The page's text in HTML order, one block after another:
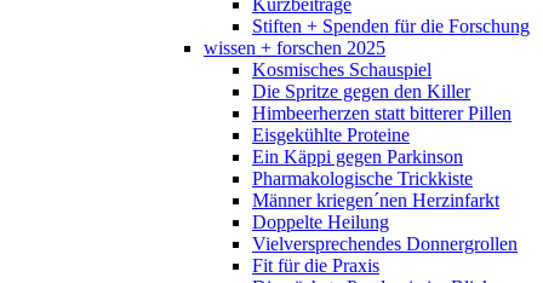
Kurzbeiträge
Stiften + Spenden für die Forschung
wissen + forschen 2025
Kosmisches Schauspiel
Die Spritze gegen den Killer
Himbeerherzen statt bitterer Pillen
Eisgekühlte Proteine
Ein Käppi gegen Parkinson
Pharmakologische Trickkiste
Männer kriegen´nen Herzinfarkt
Doppelte Heilung
Vielversprechendes Donnergrollen
Fit für die Praxis